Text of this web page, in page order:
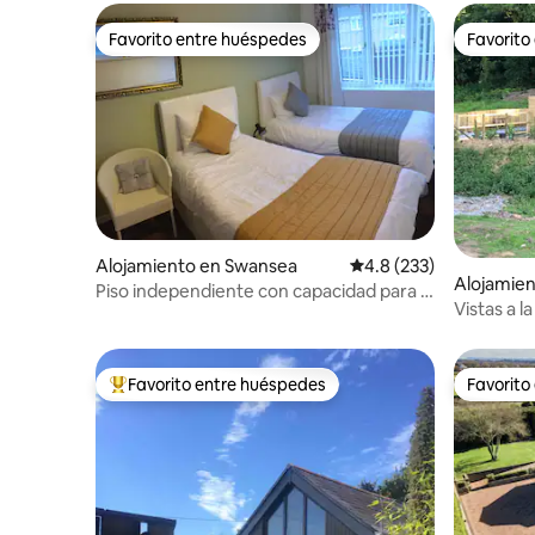
Favorito entre huéspedes
Favorito entre huéspedes
Alojamiento en Swansea Calificación
4.8 (233)
Piso independiente con capacidad para 4
Favorito
Vistas a
Favorito entre huéspedes preferido
Favorito entre huéspedes